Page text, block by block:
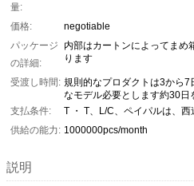
量:
価格:
negotiable
パッケージ
の詳細:
内部はカートンによってまめ
ります
受渡し時間: 規則的なプロダクトは3から7
なモデル必要とします約30日
支払条件:
T ・ T、L/C、ペイパルは、西
供給の能力: 1000000pcs/month
説明